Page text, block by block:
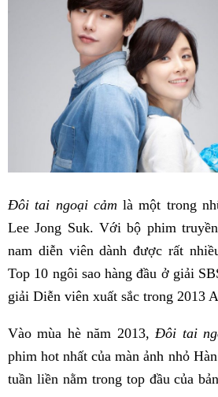
Đôi tai ngoại cảm là một trong
Lee Jong Suk. Với bộ phim
nam diễn viên dành được rất
Top 10 ngôi sao hàng đầu ở giải
giải Diễn viên xuất sắc trong 2013
Vào mùa hè năm 2013, Đôi tai
phim hot nhất của màn ảnh nhỏ
tuần liền nằm trong top đầu của